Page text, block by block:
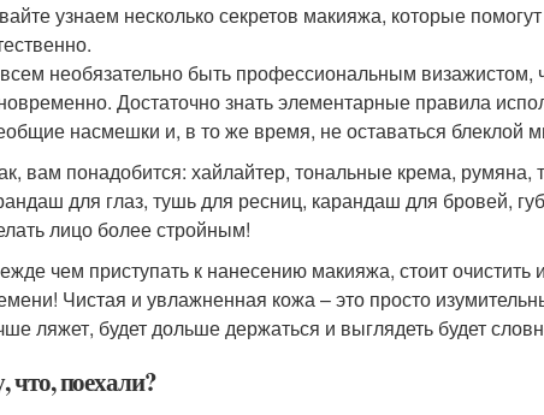
узнаем несколько секретов макияжа, которые
необязательно быть профессиональным визажистом,
Достаточно знать элементарные правила
насмешки и, в то же время, не оставаться блеклой
вам понадобится: хайлайтер, тональные крема,
для глаз, тушь для ресниц, карандаш для бровей,
лицо более стройным!
чем приступать к нанесению макияжа, стоит
Чистая и увлажненная кожа – это просто
ляжет, будет дольше держаться и выглядеть будет
что, поехали?